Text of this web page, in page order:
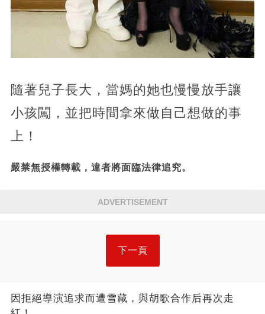
隨著兒子長大，當媽的她也慢慢放手讓
小孩闖，並把時間拿來做自己想做的事
上！
嚴禁無授權轉載，違者將面臨法律追究。
ADVERTISEMENT
下一頁
因拒絕導演追求而遭雪藏，與胡歌合作后再次走